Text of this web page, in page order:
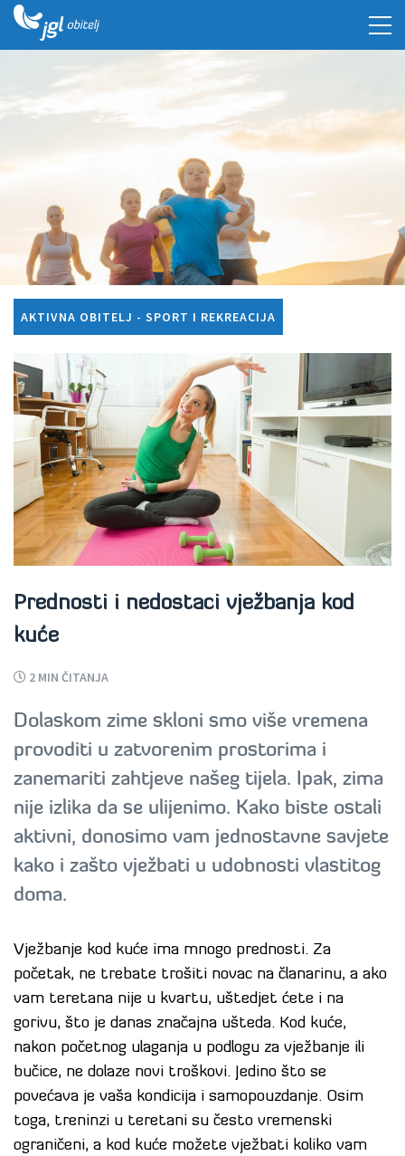
AKTIVNA OBITELJ - SPORT I REKREACIJA
Prednosti i nedostaci vježbanja kod
kuće
2 MIN ČITANJA
Dolaskom zime skloni smo više vremena
provoditi u zatvorenim prostorima i
zanemariti zahtjeve našeg tijela. Ipak, zima
nije izlika da se ulijenimo. Kako biste ostali
aktivni, donosimo vam jednostavne savjete
kako i zašto vježbati u udobnosti vlastitog
doma.
Vježbanje kod kuće ima mnogo prednosti. Za
početak, ne trebate trošiti novac na članarinu, a ako
vam teretana nije u kvartu, uštedjet ćete i na
gorivu, što je danas značajna ušteda. Kod kuće,
nakon početnog ulaganja u podlogu za vježbanje ili
bučice, ne dolaze novi troškovi. Jedino što se
povećava je vaša kondicija i samopouzdanje. Osim
toga, treninzi u teretani su često vremenski
ograničeni, a kod kuće možete vježbati koliko vam